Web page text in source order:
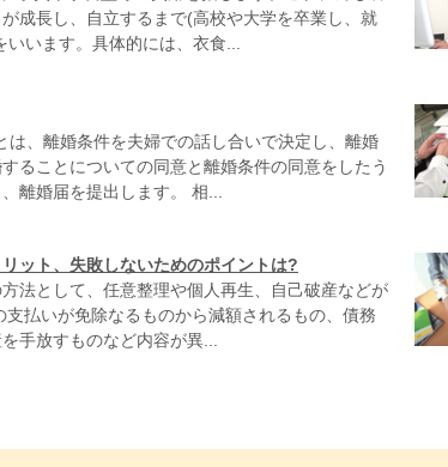
成長し、自立するまで(高校や大学を卒業し、就
います。具体的には、衣食...
は、離婚条件を夫婦での話し合いで決定し、離婚
ることについての同意と離婚条件の同意をしたう
離婚届を提出します。 相...
ット、失敗しないためのポイントは?
法として、任意整理や個人再生、自己破産などが
払いが免除なるものから減額されるもの、債務
手放すものなど内容が異...